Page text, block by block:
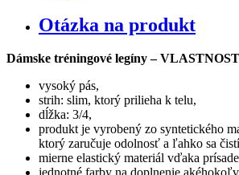
Otázka na produkt
Dámske tréningové legíny –
vysoký pás,
strih: slim, ktorý prilieha k telu,
dĺžka: 3/4,
produkt je vyrobený zo syntetického
ktorý zaručuje odolnosť a ľahko sa
mierne elastický materiál vďaka